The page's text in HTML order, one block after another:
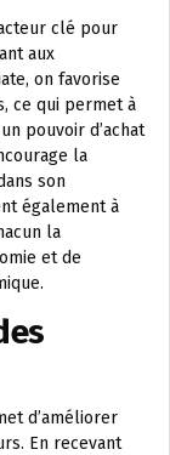
clé pour
aux
on favorise
ce qui permet à
pouvoir d’achat
la
son
également à
la
et de
d’améliorer
En recevant